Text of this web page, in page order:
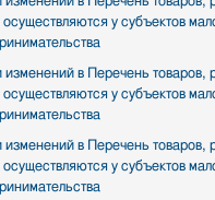
осуществляются у субъектов
в Перечень товаров,
осуществляются у субъектов
в Перечень товаров,
осуществляются у субъектов